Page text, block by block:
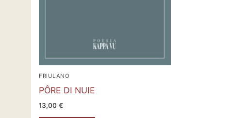
FRIULANO
PÔRE DI NUIE
13,00 €